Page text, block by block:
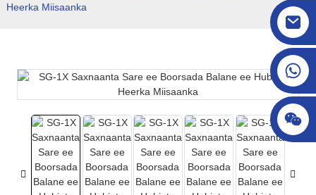
Heerka Miisaanka